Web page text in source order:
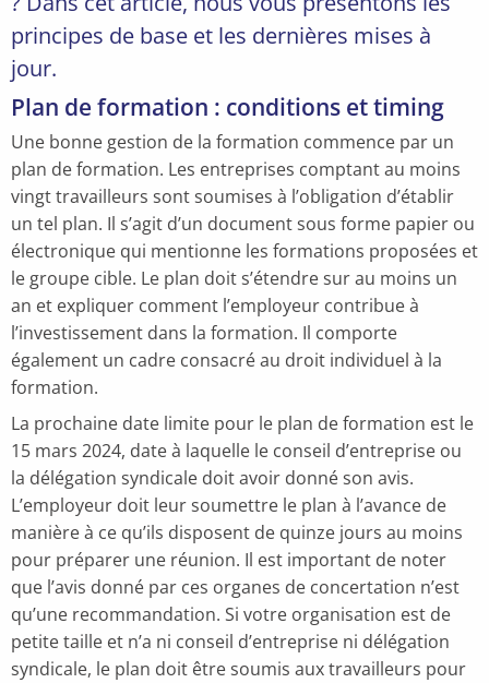
principes de base et les dernières mises à
jour.
Plan de formation : conditions et timing
Une bonne gestion de la formation commence par un
plan de formation. Les entreprises comptant au moins
vingt travailleurs sont soumises à l’obligation d’établir
un tel plan. Il s’agit d’un document sous forme papier ou
électronique qui mentionne les formations proposées et
le groupe cible. Le plan doit s’étendre sur au moins un
an et expliquer comment l’employeur contribue à
l’investissement dans la formation. Il comporte
également un cadre consacré au droit individuel à la
formation.
La prochaine date limite pour le plan de formation est le
15 mars 2024, date à laquelle le conseil d’entreprise ou
la délégation syndicale doit avoir donné son avis.
L’employeur doit leur soumettre le plan à l’avance de
manière à ce qu’ils disposent de quinze jours au moins
pour préparer une réunion. Il est important de noter
que l’avis donné par ces organes de concertation n’est
qu’une recommandation. Si votre organisation est de
petite taille et n’a ni conseil d’entreprise ni délégation
syndicale, le plan doit être soumis aux travailleurs pour